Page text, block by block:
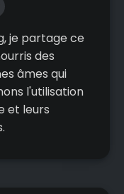
je partage ce
des
âmes qui
l'utilisation
et leurs